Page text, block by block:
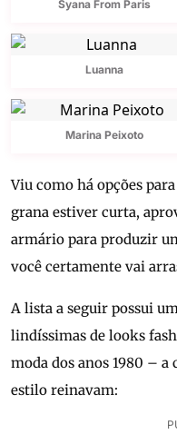
Syana From Paris
Luanna
Marina Peixoto
Viu como há opções
grana estiver curta,
armário para produzir
você certamente vai
A lista a seguir possui
lindíssimas de looks
moda dos anos 1980 – a
estilo reinavam: